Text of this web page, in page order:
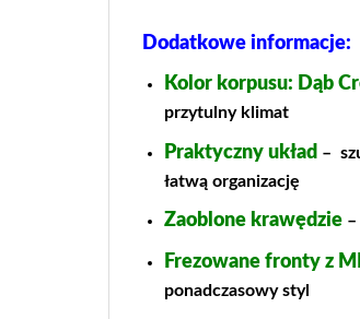
Dodatkowe informacje:
Kolor korpusu: Dąb
przytulny klimat
Praktyczny układ –
łatwą organizację
Zaoblone krawędzie
Frezowane fronty z
ponadczasowy styl